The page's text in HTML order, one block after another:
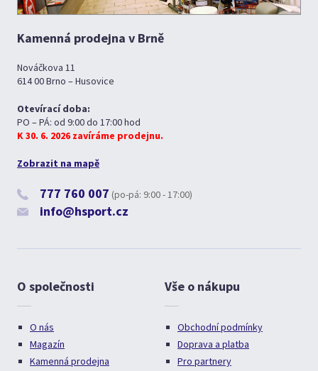
Kamenná prodejna v Brně
Nováčkova 11
614 00 Brno – Husovice
Otevírací doba:
PO – PÁ: od 9:00 do 17:00 hod
K 30. 6. 2026 zavíráme prodejnu.
Zobrazit na mapě
777 760 007 (po-pá: 9:00 - 17:00)
info@hsport.cz
O společnosti
O nás
Magazín
Kamenná prodejna
Vše o nákupu
Obchodní podmínky
Doprava a platba
Pro partnery